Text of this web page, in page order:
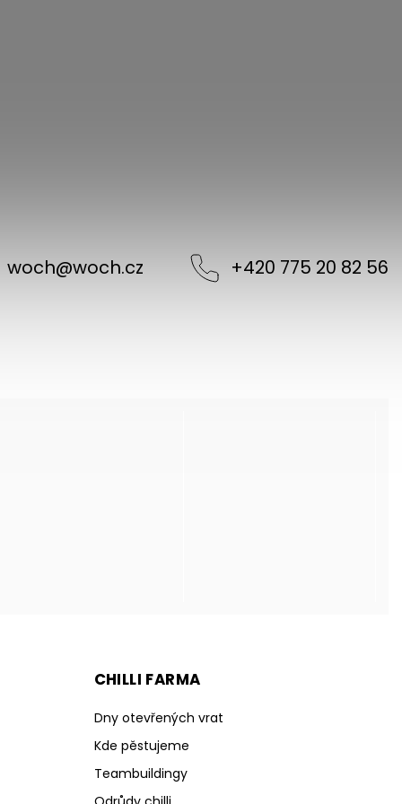
woch@woch.cz +420 775 20 82 56
CHILLI FARMA
Dny otevřených vrat
Kde pěstujeme
Teambuildingy